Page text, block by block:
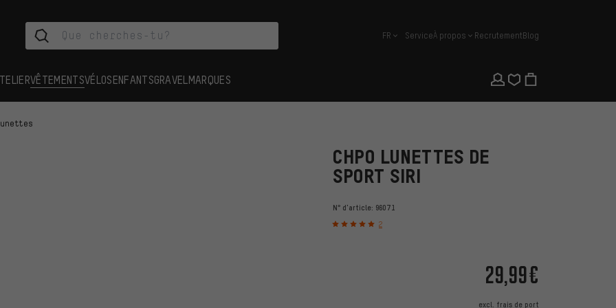
français
FR ServiceÀ propos RecrutementBlog
VÊTEMENTSVÉLOSENFANTSGRAVEL MARQUES
CHPO LUNETTES DE
SPORT SIRI
N° d'article: 96071
2
29,99€
excl. frais de port